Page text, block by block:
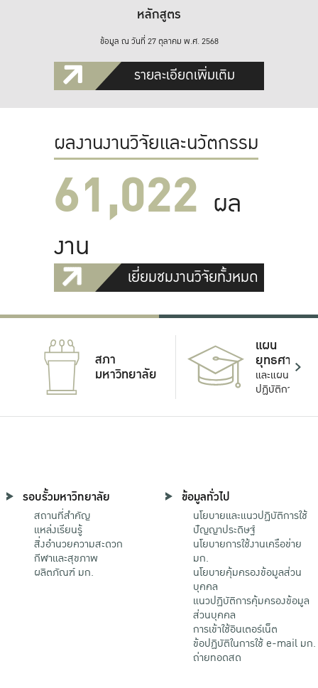
หลักสูตร
ข้อมูล ณ วันที่ 27 ตุลาคม พ.ศ. 2568
รายละเอียดเพิ่มเติม
ผลงานงานวิจัยและนวัตกรรม
61,022 ผล
งาน
เยี่ยมชมงานวิจัยทั้งหมด
สภา
มหาวิทยาลัย
แผน
ยุทธศาสตร์
และแผน
ปฏิบัติการ
รอบรั้วมหาวิทยาลัย
สถานที่สำคัญ
แหล่งเรียนรู้
สิ่งอำนวยความสะดวก
กีฬาและสุขภาพ
ผลิตภัณฑ์ มก.
ข้อมูลทั่วไป
นโยบายและแนวปฏิบัติการใช้
ปัญญาประดิษฐ์
นโยบายการใช้งานเครือข่าย
มก.
นโยบายคุ้มครองข้อมูลส่วน
บุคคล
แนวปฏิบัติการคุ้มครองข้อมูล
ส่วนบุคคล
การเข้าใช้อินเตอร์เน็ต
ข้อปฏิบัติในการใช้ e-mail มก.
ถ่ายทอดสด